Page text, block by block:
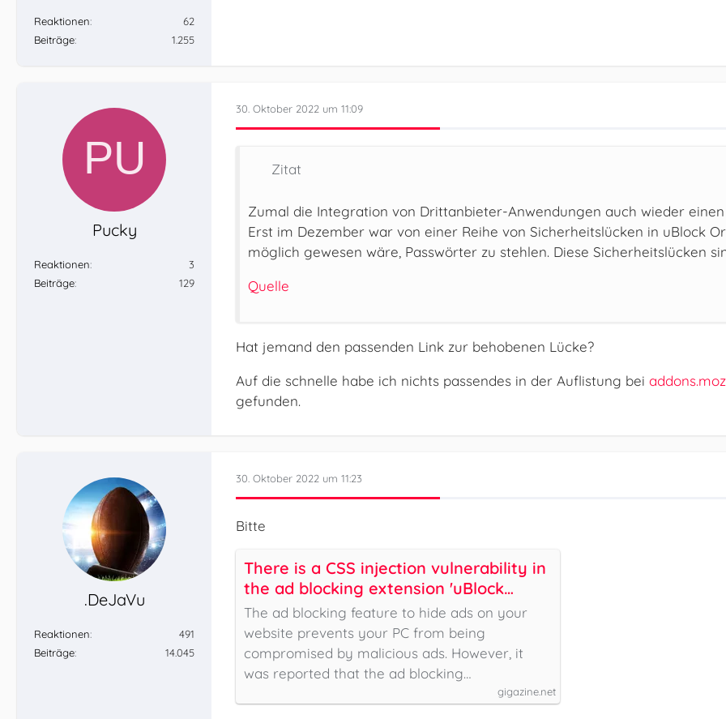
Reaktionen
62
Beiträge
1.255
Pucky
Reaktionen
3
Beiträge
129
30. Oktober 2022 um 11:09
Zitat
Zumal die Integration von Drittanbieter-Anwendungen auch wieder
Erst im Dezember war von einer Reihe von Sicherheitslücken in uBlock
möglich gewesen wäre, Passwörter zu stehlen. Diese Sicherheitslücken
Quelle
Hat jemand den passenden Link zur behobenen Lücke?
Auf die schnelle habe ich nichts passendes in der Auflistung bei
gefunden.
.DeJaVu
Reaktionen
491
Beiträge
14.045
30. Oktober 2022 um 11:23
Bitte
There is a CSS injection vulnerability in
the ad blocking extension 'uBlock
Origin' that steals user passwords
The ad blocking feature to hide ads on your
website prevents your PC from being
compromised by malicious ads. However, it
was reported that the ad blocking…
gigazine.net